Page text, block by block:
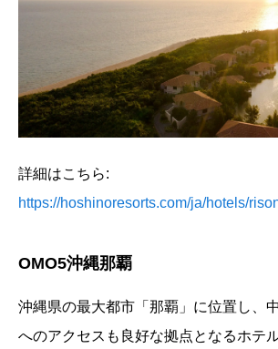
詳細はこちら:
https://hoshinoresorts.com/ja/hotels/
OMO5沖縄那覇
沖縄県の最大都市「那覇」に位置し、
へのアクセスも良好な拠点となるホテ